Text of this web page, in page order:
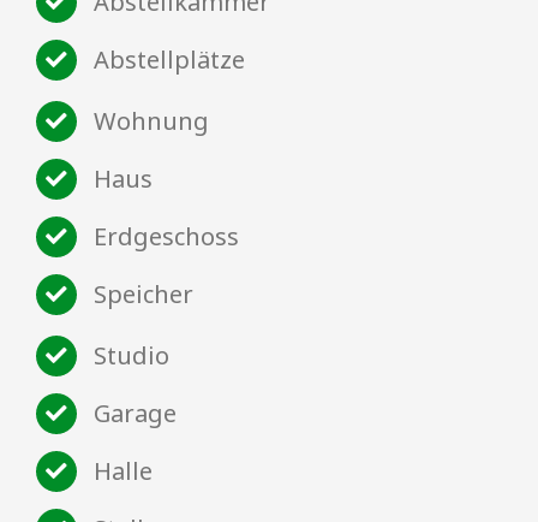
Abstellplätze
Wohnung
Haus
Erdgeschoss
Speicher
Studio
Garage
Halle